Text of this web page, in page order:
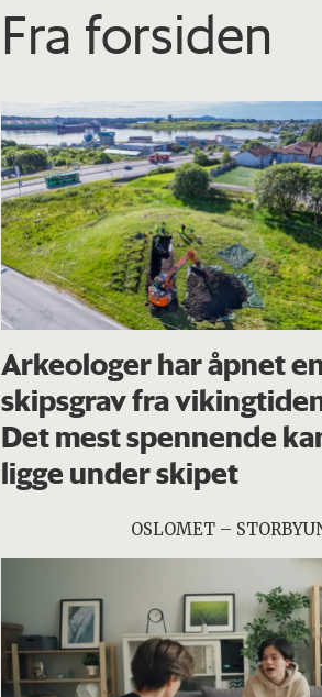
Fra forsiden
Arkeologer har åpnet
skipsgrav fra
Det mest spennende
ligge under skipet
OSLOMET –